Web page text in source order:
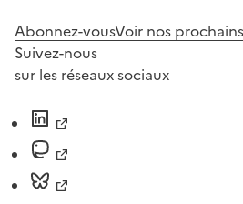
Abonnez-vousVoir nos
Suivez-nous
sur les réseaux sociaux